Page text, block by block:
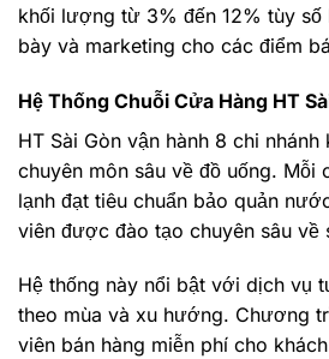
khối lượng từ 3% đến 12% tùy
bày và marketing cho các điểm
Hệ Thống Chuỗi Cửa Hàng HT
HT Sài Gòn vận hành 8 chi nhánh
chuyên môn sâu về đồ uống. Mỗi
lạnh đạt tiêu chuẩn bảo quản
viên được đào tạo chuyên sâu về
Hệ thống này nổi bật với dịch vụ
theo mùa và xu hướng. Chương
viên bán hàng miễn phí cho